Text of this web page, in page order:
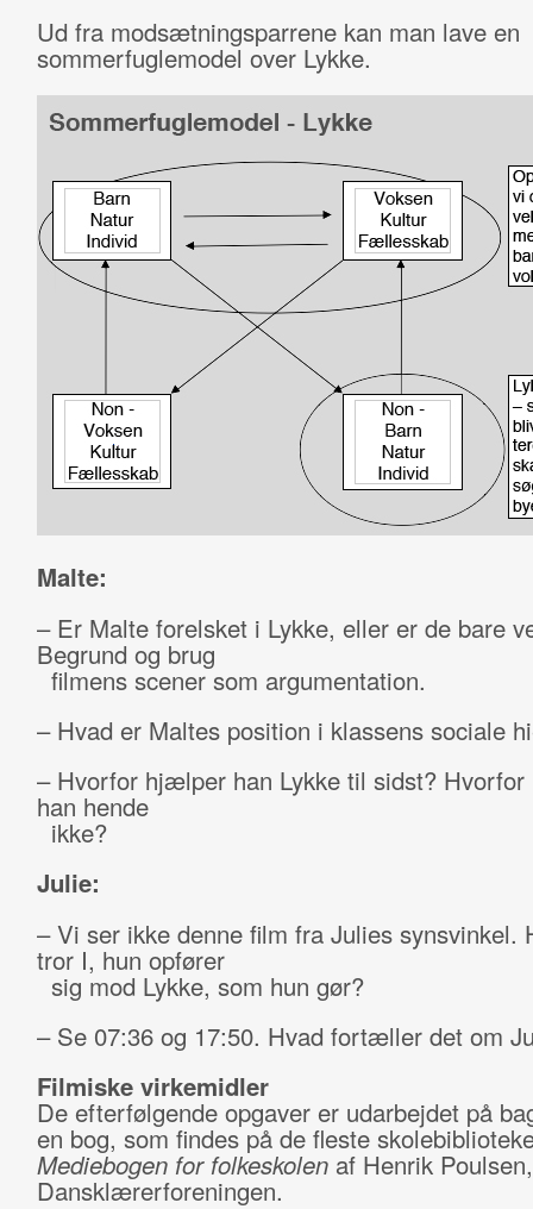
Ud fra modsætningsparrene kan man lave en
sommerfuglemodel over Lykke.
Malte:
– Er Malte forelsket i Lykke, eller er de bare
Begrund og brug
filmens scener som argumentation.
– Hvad er Maltes position i klassens sociale
– Hvorfor hjælper han Lykke til sidst? Hvorfor
han hende
ikke?
Julie:
– Vi ser ikke denne film fra Julies synsvinkel.
tror I, hun opfører
sig mod Lykke, som hun gør?
– Se 07:36 og 17:50. Hvad fortæller det om
Filmiske virkemidler
De efterfølgende opgaver er udarbejdet på
en bog, som findes på de fleste
Mediebogen for folkeskolenaf Henrik
Dansklærerforeningen.